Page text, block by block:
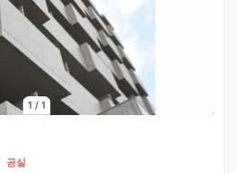
1 / 1
공실